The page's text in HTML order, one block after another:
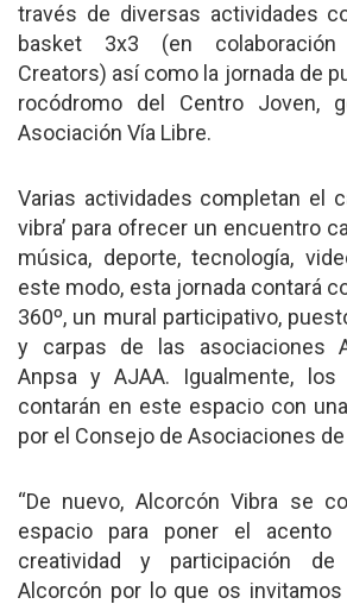
través de diversas actividades
basket 3x3 (en colaboración
Creators) así como la jornada de
rocódromo del Centro Joven,
Asociación Vía Libre.
Varias actividades completan el
vibra’ para ofrecer un encuentro
música, deporte, tecnología,
este modo, esta jornada contará
360º, un mural participativo,
y carpas de las asociaciones
Anpsa y AJAA. Igualmente,
contarán en este espacio con
por el Consejo de Asociaciones
“De nuevo, Alcorcón Vibra se
espacio para poner el acento
creatividad y participación
Alcorcón por lo que os